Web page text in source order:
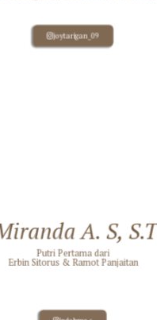
joytarigan_09
A. S,
Putri Pertama dari
Erbin Sitorus & Ramot Panjaitan
indahma_s